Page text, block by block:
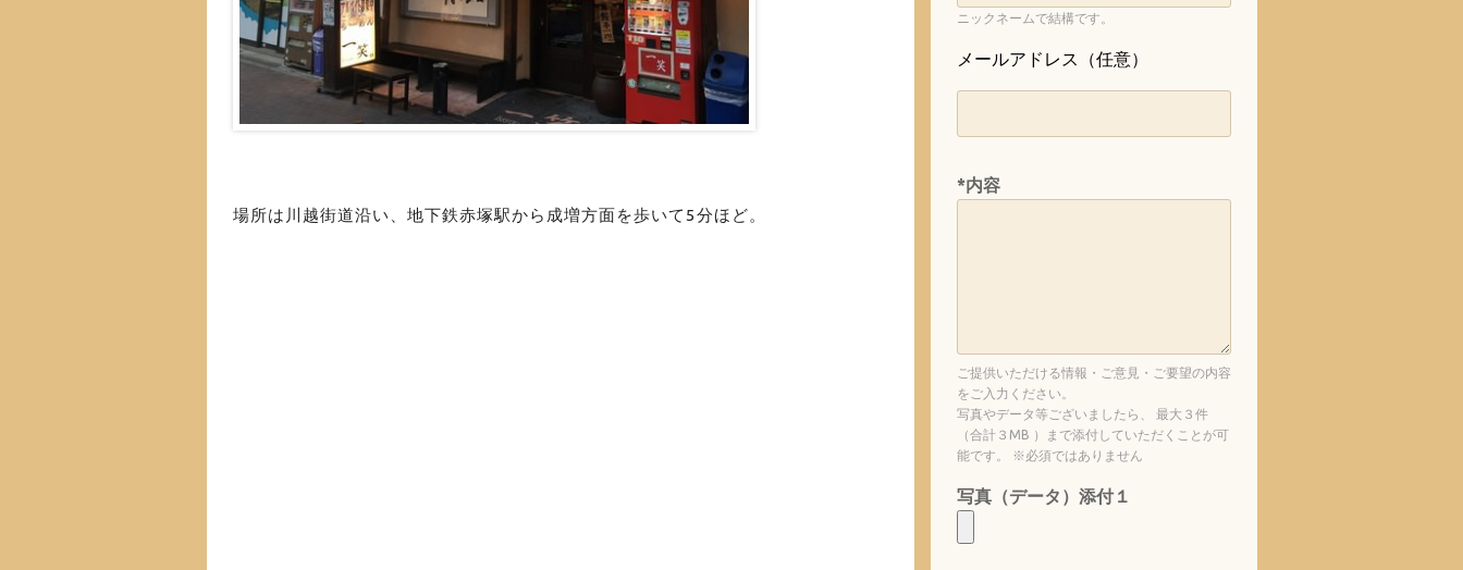
場所は川越街道沿い、地下鉄赤塚駅から成増方面を歩いて5分ほど。
ニックネームで結構です。
メールアドレス（任意）
*内容
ご提供いただける情報・ご意見・ご要望の内容
をご入力ください。
写真やデータ等ございましたら、 最大３件
（合計３MB ）まで添付していただくことが可
能です。 ※必須ではありません
写真（データ）添付１